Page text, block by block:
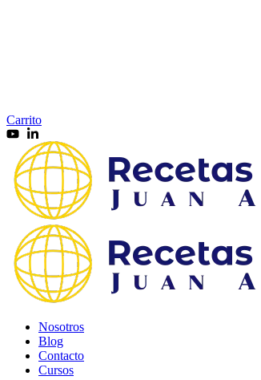
Carrito
Nosotros
Blog
Contacto
Cursos